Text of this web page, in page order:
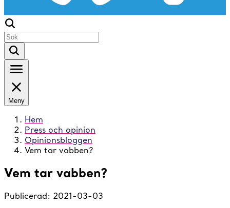
Meny
Hem
Press och opinion
Opinionsbloggen
Vem tar vabben?
Vem tar vabben?
Publicerad: 2021-03-03